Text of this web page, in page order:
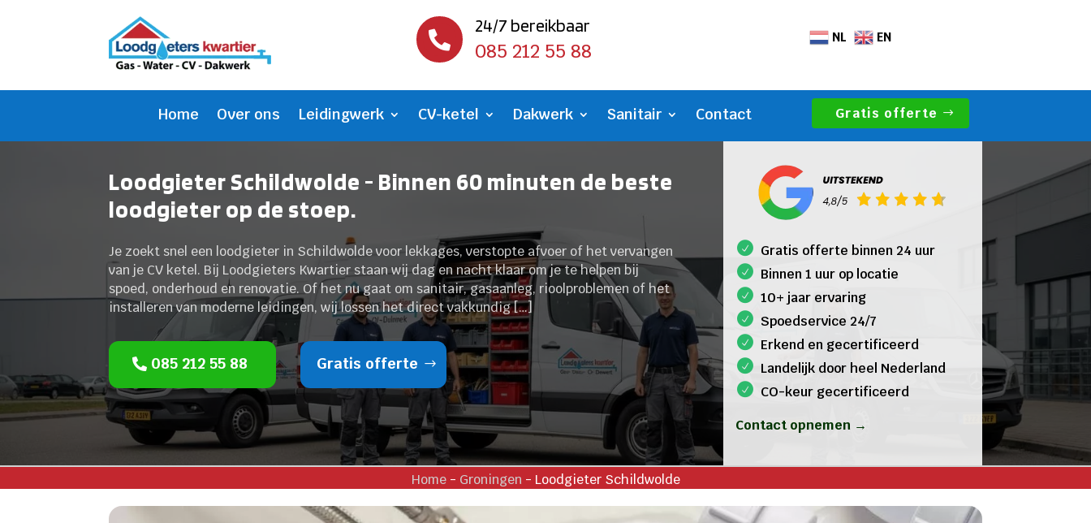

24/7 bereikbaar
085 212 55 88
NL EN
Home Over ons Leidingwerk CV-ketel Dakwerk Sanitair Contact Gratis offerte
Loodgieter Schildwolde - Binnen 60 minuten de beste
loodgieter op de stoep.
Je zoekt snel een loodgieter in Schildwolde voor lekkages, verstopte afvoer of het vervangen
van je CV ketel. Bij Loodgieters Kwartier staan wij dag en nacht klaar om je te helpen bij
spoed, onderhoud en renovatie. Of het nu gaat om sanitair, gasaanleg, rioolproblemen of het
installeren van moderne leidingen, wij lossen het direct vakkundig […]
085 212 55 88 Gratis offerte
Gratis offerte binnen 24 uur
Binnen 1 uur op locatie
10+ jaar ervaring
Spoedservice 24/7
Erkend en gecertificeerd
Landelijk door heel Nederland
CO-keur gecertificeerd
Contact opnemen →
Home- Groningen - Loodgieter Schildwolde